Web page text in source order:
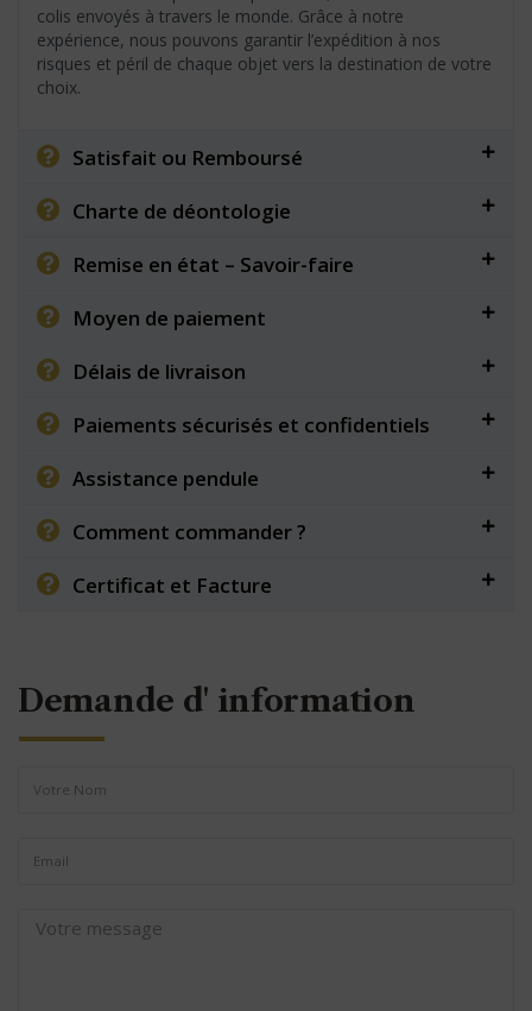
colis envoyés à travers le monde. Grâce à notre
expérience, nous pouvons garantir l’expédition à nos
risques et péril de chaque objet vers la destination de votre
choix.
Satisfait ou Remboursé
Charte de déontologie
Remise en état – Savoir-faire
Moyen de paiement
Délais de livraison
Paiements sécurisés et confidentiels
Assistance pendule
Comment commander ?
Certificat et Facture
Demande d' information